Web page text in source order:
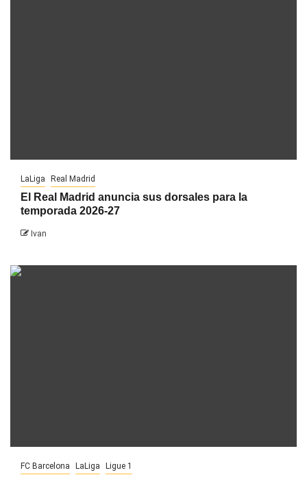
LaLiga Real Madrid
El Real Madrid anuncia sus dorsales para la
temporada 2026-27
Ivan
FC Barcelona LaLiga Ligue 1